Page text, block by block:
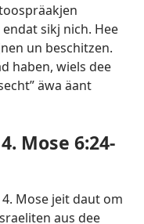
endat sikj nich. Hee
un beschitzen.
haben, wiels dee
äwa äant
Mose 6:24-
Mose jeit daut om
aus dee